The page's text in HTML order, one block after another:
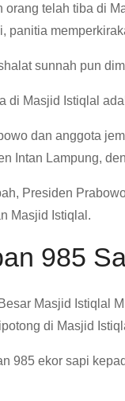
orang telah tiba di
panitia
sunnah pun
di Masjid Istiqlal
dan anggota
Intan Lampung,
Presiden
Masjid Istiqlal.
985
Masjid Istiqlal
di Masjid
985 ekor sapi